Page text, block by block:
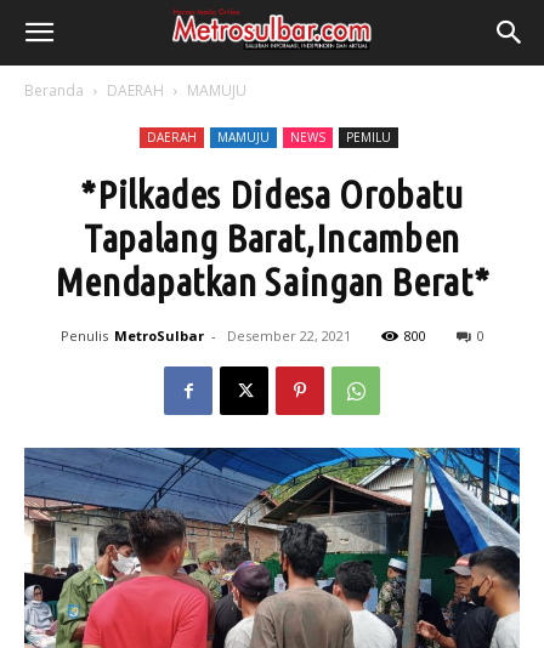
Beranda DAERAH MAMUJU
DAERAH MAMUJU NEWS PEMILU
*Pilkades Didesa Orobatu
Tapalang Barat,Incamben
Mendapatkan Saingan Berat*
Penulis MetroSulbar - Desember 22, 2021 800 0